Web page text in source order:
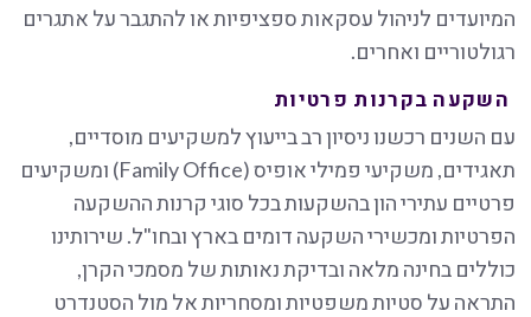
המיועדים לניהול עסקאות ספציפיות או להתגבר על אתגרים
רגולטוריים ואחרים.
השקעה בקרנות פרטיות
עם השנים רכשנו ניסיון רב בייעוץ למשקיעים מוסדיים,
תאגידים, משקיעי פמילי אופיס (Family Office) ומשקיעים
פרטיים עתירי הון בהשקעות בכל סוגי קרנות ההשקעה
הפרטיות ומכשירי השקעה דומים בארץ ובחו"ל. שירותינו
כוללים בחינה מלאה ובדיקת נאותות של מסמכי הקרן,
התראה על סטיות משפטיות ומסחריות אל מול הסטנדרט